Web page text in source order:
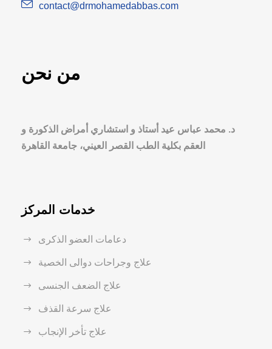
contact@drmohamedabbas.com
من نحن
د. محمد عباس عيد أستاذ و استشاري أمراض الذكورة و
العقم بكلية الطب القصر العيني، جامعة القاهرة
خدمات المركز
دعامات العضو الذكرى
علاج وجراحات دوالى الخصية
علاج الضعف الجنسى
علاج سرعة القذف
علاج تأخر الإنجاب